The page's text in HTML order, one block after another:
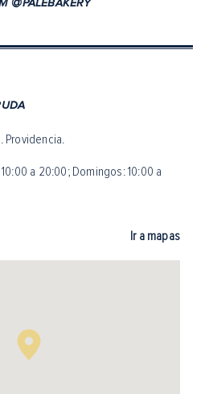
Providencia.
a 20:00; Domingos: 10:00 a
Ir a mapas